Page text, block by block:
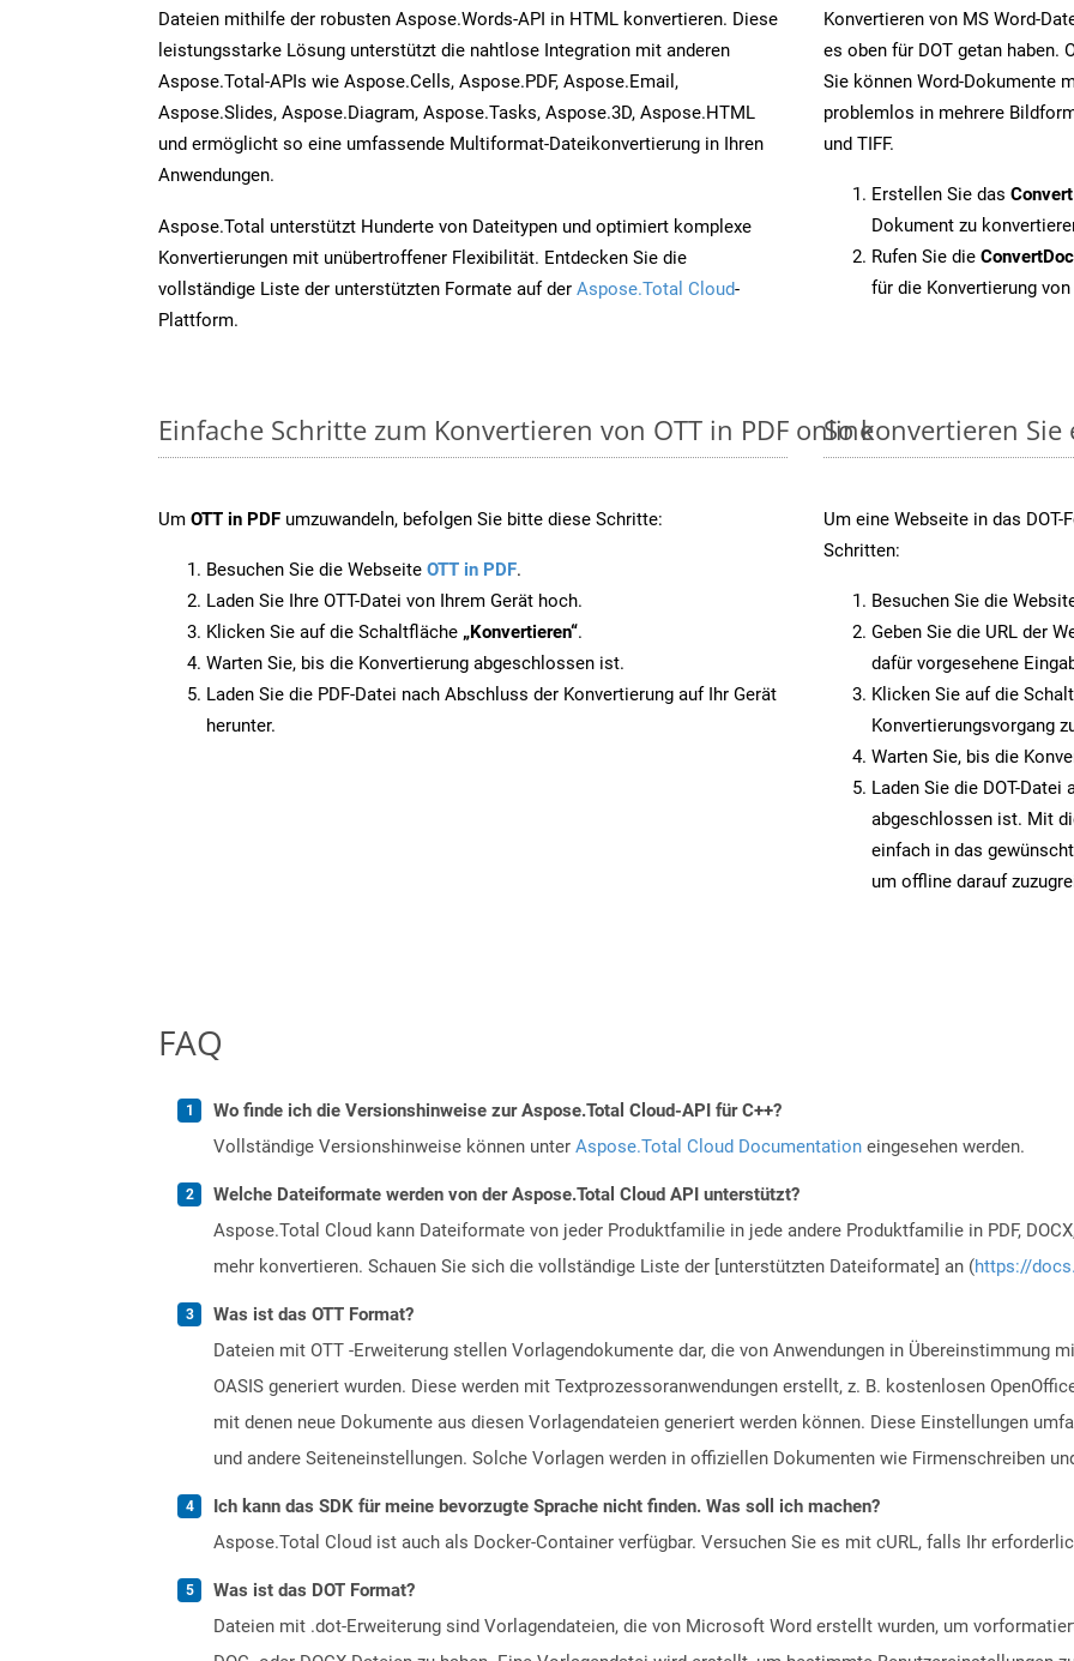
Dateien mithilfe der robusten Aspose.Words-API in HTML konvertieren. Diese
leistungsstarke Lösung unterstützt die nahtlose Integration mit anderen
Aspose.Total-APIs wie Aspose.Cells, Aspose.PDF, Aspose.Email,
Aspose.Slides, Aspose.Diagram, Aspose.Tasks, Aspose.3D, Aspose.HTML
und ermöglicht so eine umfassende Multiformat-Dateikonvertierung in Ihren
Anwendungen.
Aspose.Total unterstützt Hunderte von Dateitypen und optimiert komplexe
Konvertierungen mit unübertroffener Flexibilität. Entdecken Sie die
vollständige Liste der unterstützten Formate auf der Aspose.Total Cloud-
Plattform.
Konvertieren von MS Word-
es oben für DOT getan haben.
Sie können Word-Dokumente
problemlos in mehrere
und TIFF.
Erstellen Sie das
Dokument zu
Rufen Sie die
für die Konvertierung von
Einfache Schritte zum Konvertieren von OTT in PDF online
Um OTT in PDF umzuwandeln, befolgen Sie bitte diese Schritte:
Besuchen Sie die Webseite OTT in PDF.
Laden Sie Ihre OTT-Datei von Ihrem Gerät hoch.
Klicken Sie auf die Schaltfläche „Konvertieren“.
Warten Sie, bis die Konvertierung abgeschlossen ist.
Laden Sie die PDF-Datei nach Abschluss der Konvertierung auf Ihr Gerät
herunter.
So konvertieren Sie
Um eine Webseite in das
Schritten:
Besuchen Sie die
Geben Sie die URL der
dafür vorgesehene
Klicken Sie auf die
Konvertierungsvorgang
Warten Sie, bis die
Laden Sie die DOT-
abgeschlossen ist. Mit
einfach in das
um offline darauf
FAQ
Wo finde ich die Versionshinweise zur Aspose.Total Cloud-API für C++?
Vollständige Versionshinweise können unter Aspose.Total Cloud Documentation eingesehen werden.
Welche Dateiformate werden von der Aspose.Total Cloud API unterstützt?
Aspose.Total Cloud kann Dateiformate von jeder Produktfamilie in jede andere Produktfamilie in PDF, DOCX,
mehr konvertieren. Schauen Sie sich die vollständige Liste der [unterstützten Dateiformate] an (https://
Was ist das OTT Format?
Dateien mit OTT -Erweiterung stellen Vorlagendokumente dar, die von Anwendungen in Übereinstimmung
OASIS generiert wurden. Diese werden mit Textprozessoranwendungen erstellt, z. B. kostenlosen
mit denen neue Dokumente aus diesen Vorlagendateien generiert werden können. Diese Einstellungen
und andere Seiteneinstellungen. Solche Vorlagen werden in offiziellen Dokumenten wie Firmenschreiben
Ich kann das SDK für meine bevorzugte Sprache nicht finden. Was soll ich machen?
Aspose.Total Cloud ist auch als Docker-Container verfügbar. Versuchen Sie es mit cURL, falls Ihr
Was ist das DOT Format?
Dateien mit .dot-Erweiterung sind Vorlagendateien, die von Microsoft Word erstellt wurden, um